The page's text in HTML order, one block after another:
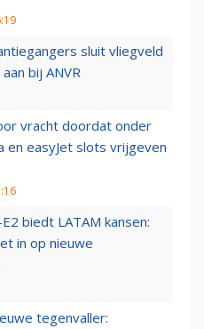
sluit vliegveld
bij ANVR
vracht doordat onder
en easyJet slots vrijgeven
biedt LATAM kansen:
in op nieuwe
tegenvaller: